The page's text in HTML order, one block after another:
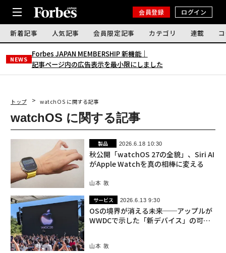
会員登録 ログイン
新着記事 人気記事 会員限定記事 カテゴリ 連載
NEWS
Forbes JAPAN MEMBERSHIP 新機能｜
記事ページ内の広告表示を最小限にしました
トップ watchOS に関する記事
watchOS に関する記事
製品 2026.6.18 10:30
秋公開「watchOS 27の全貌」、Siri AI
がApple Watchを真の相棒に変える
山本 敦
サービス 2026.6.13 9:30
OSの境界が消える未来──アップルが
WWDCで示した「新デバイス」の可能
山本 敦